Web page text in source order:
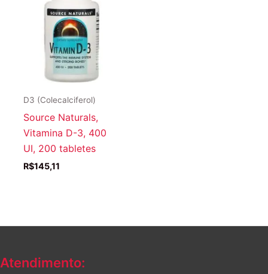
D3 (Colecalciferol)
Source Naturals,
Vitamina D-3, 400
UI, 200 tabletes
R$145,11
Atendimento: